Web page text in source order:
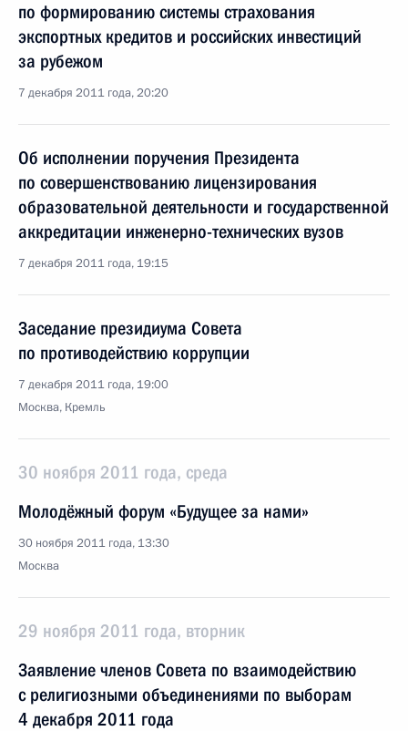
по формированию системы страхования
экспортных кредитов и российских инвестиций
за рубежом
7 декабря 2011 года, 20:20
Об исполнении поручения Президента
по совершенствованию лицензирования
образовательной деятельности и государственной
аккредитации инженерно-технических вузов
7 декабря 2011 года, 19:15
Заседание президиума Совета
по противодействию коррупции
7 декабря 2011 года, 19:00
Москва, Кремль
30 ноября 2011 года, среда
Молодёжный форум «Будущее за нами»
30 ноября 2011 года, 13:30
Москва
29 ноября 2011 года, вторник
Заявление членов Совета по взаимодействию
с религиозными объединениями по выборам
4 декабря 2011 года